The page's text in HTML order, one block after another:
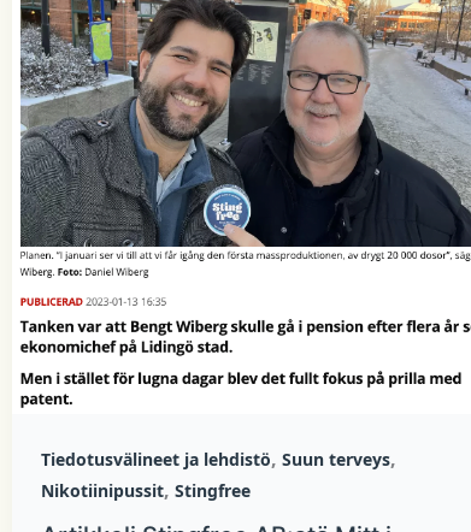
Tiedotusvälineet ja lehdistö, Suun terveys,
Nikotiinipussit, Stingfree